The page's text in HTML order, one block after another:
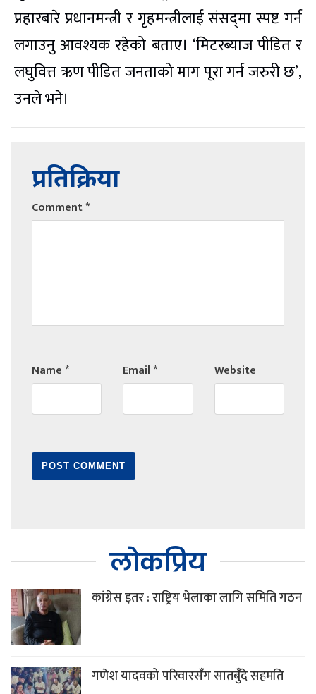
प्रहारबारे प्रधानमन्त्री र गृहमन्त्रीलाई संसद्‌मा स्पष्ट गर्न
लगाउनु आवश्यक रहेको बताए। ‘मिटरब्याज पीडित र
लघुवित्त ऋण पीडित जनताको माग पूरा गर्न जरुरी छ’,
उनले भने।
प्रतिक्रिया
Comment*
Name* Email* Website
लोकप्रिय
कांग्रेस इतर : राष्ट्रिय भेलाका लागि समिति गठन
गणेश यादवको परिवारसँग सातबुँदे सहमति